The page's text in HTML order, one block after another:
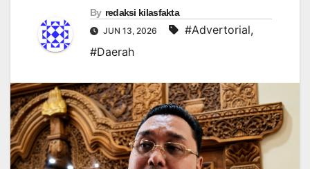
By redaksi kilasfakta
JUN 13, 2026 #Advertorial,
#Daerah